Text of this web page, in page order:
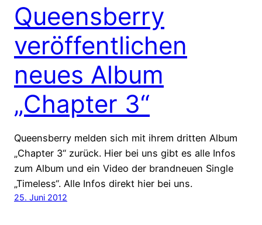
Queensberry
veröffentlichen
neues Album
„Chapter 3“
Queensberry melden sich mit ihrem dritten Album
„Chapter 3“ zurück. Hier bei uns gibt es alle Infos
zum Album und ein Video der brandneuen Single
„Timeless“. Alle Infos direkt hier bei uns.
25. Juni 2012